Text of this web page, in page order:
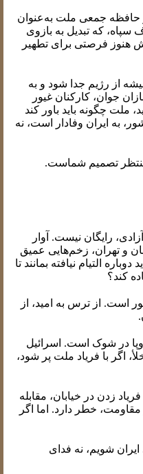
حافظه جمعی ملت به‌عنوان
که تبدیل به بازوی
هنوز فرصتی برای تطهیر
از رژیم جدا شود و به
جوان، کارکنان غیور
ملت چگونه باید باور کند
به ایران وفادار است، نه
تصمیم شماست.
رایگان نیست. آوار
و تهران، زخم‌هایی عمیق
التیام نیافته بمانند تا
کند؟
است. از ترس به امید، از
در شوک است. اسرائیل
اگر با فریاد ملت پر شود،
زدن در خیابان، مقابله
خطر دارد. اما اگر
شویم، نه فدای